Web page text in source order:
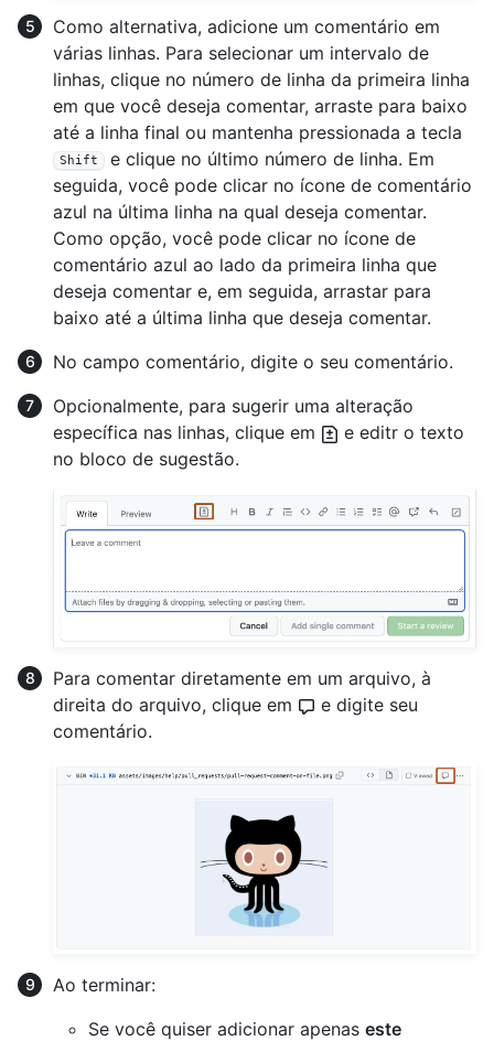
Como alternativa, adicione um comentário em
várias linhas. Para selecionar um intervalo de
linhas, clique no número de linha da primeira linha
em que você deseja comentar, arraste para baixo
até a linha final ou mantenha pressionada a tecla
Shift
e clique no último número de linha. Em
seguida, você pode clicar no ícone de comentário
azul na última linha na qual deseja comentar.
Como opção, você pode clicar no ícone de
comentário azul ao lado da primeira linha que
deseja comentar e, em seguida, arrastar para
baixo até a última linha que deseja comentar.
No campo comentário, digite o seu comentário.
Opcionalmente, para sugerir uma alteração
específica nas linhas, clique em
e editr o texto
no bloco de sugestão.
Para comentar diretamente em um arquivo, à
direita do arquivo, clique em
e digite seu
comentário.
Ao terminar:
Se você quiser adicionar apenas este